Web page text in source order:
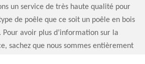
un service de très haute qualité pour
de poêle que ce soit un poêle en bois
avoir plus d’information sur la
sachez que nous sommes entièrement